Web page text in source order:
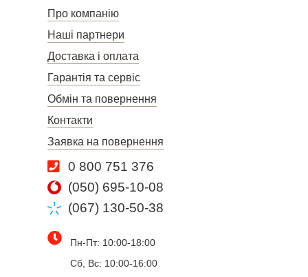
Про компанію
Наші партнери
Доставка і оплата
Гарантія та сервіс
Обмін та повернення
Контакти
Заявка на повернення
0 800 751 376
(050) 695-10-08
(067) 130-50-38
Пн-Пт: 10:00-18:00
Сб, Вс: 10:00-16:00